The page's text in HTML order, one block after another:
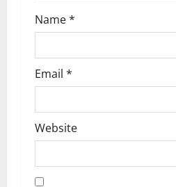
Name*
Email *
Website